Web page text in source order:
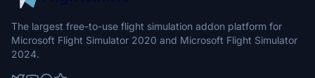
The largest free-to-use flight simulation addon platform for
Microsoft Flight Simulator 2020 and Microsoft Flight Simulator
2024.